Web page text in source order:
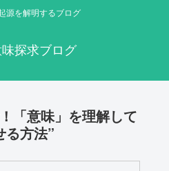
源を解明するブログ
探求ブログ
「意味」を理解して
る方法”